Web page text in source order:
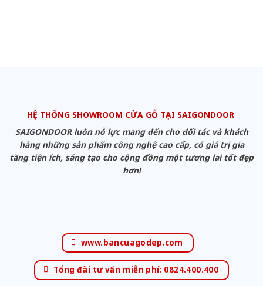
HỆ THỐNG SHOWROOM CỬA GỖ TẠI SAIGONDOOR
SAIGONDOOR luôn nỗ lực mang đến cho đối tác và khách
hàng những sản phẩm công nghệ cao cấp, có giá trị gia
tăng tiện ích, sáng tạo cho cộng đồng một tương lai tốt đẹp
hơn!
www.bancuagodep.com
Tổng đài tư vấn miễn phí: 0824.400.400